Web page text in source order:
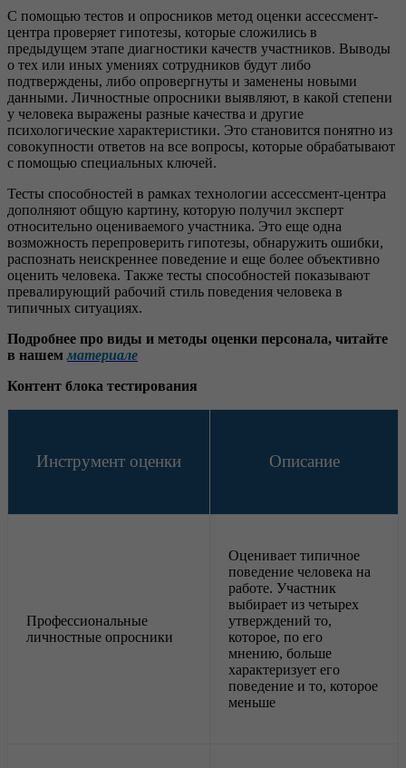
С помощью тестов и опросников метод оценки ассессмент-
центра проверяет гипотезы, которые сложились в
предыдущем этапе диагностики качеств участников. Выводы
о тех или иных умениях сотрудников будут либо
подтверждены, либо опровергнуты и заменены новыми
данными. Личностные опросники выявляют, в какой степени
у человека выражены разные качества и другие
психологические характеристики. Это становится понятно из
совокупности ответов на все вопросы, которые обрабатывают
с помощью специальных ключей.
Тесты способностей в рамках технологии ассессмент-центра
дополняют общую картину, которую получил эксперт
относительно оцениваемого участника. Это еще одна
возможность перепроверить гипотезы, обнаружить ошибки,
распознать неискреннее поведение и еще более объективно
оценить человека. Также тесты способностей показывают
превалирующий рабочий стиль поведения человека в
типичных ситуациях.
Подробнее про виды и методы оценки персонала, читайте
в нашем материале
Контент блока тестирования
Инструмент оценки Описание
Профессиональные
личностные опросники
Оценивает типичное
поведение человека на
работе. Участник
выбирает из четырех
утверждений то,
которое, по его
мнению, больше
характеризует его
поведение и то, которое
меньше